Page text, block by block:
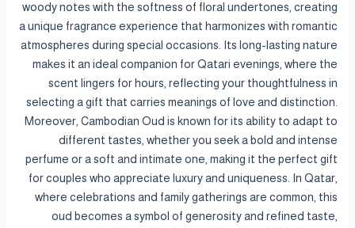
woody notes with the softness of floral undertones, creating
a unique fragrance experience that harmonizes with romantic
atmospheres during special occasions. Its long-lasting nature
makes it an ideal companion for Qatari evenings, where the
scent lingers for hours, reflecting your thoughtfulness in
selecting a gift that carries meanings of love and distinction.
Moreover, Cambodian Oud is known for its ability to adapt to
different tastes, whether you seek a bold and intense
perfume or a soft and intimate one, making it the perfect gift
for couples who appreciate luxury and uniqueness. In Qatar,
where celebrations and family gatherings are common, this
oud becomes a symbol of generosity and refined taste,